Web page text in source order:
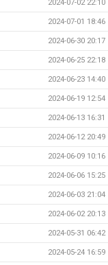
2024-07-02 22:10
2024-07-01 18:46
2024-06-30 20:17
2024-06-25 22:18
2024-06-23 14:40
2024-06-19 12:54
2024-06-13 16:31
2024-06-12 20:49
2024-06-09 10:16
2024-06-06 15:25
2024-06-03 21:04
2024-06-02 20:13
2024-05-31 06:42
2024-05-24 16:59